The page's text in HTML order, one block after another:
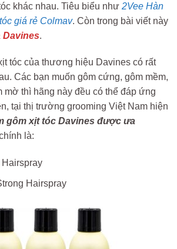
khác nhau. Tiêu biểu như 2Vee Hàn
giá rẻ Colmav. Còn trong bài viết này
Davines.
tóc của thương hiệu Davines có rất
Các bạn muốn gôm cứng, gôm mềm,
mờ thì hãng này đều có thể đáp ứng
tại thị trường grooming Việt Nam hiện
gôm xịt tóc Davines được ưa
là:
Hairspray